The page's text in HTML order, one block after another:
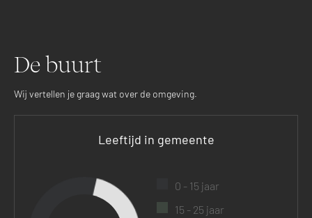
De buurt
Wij vertellen je graag wat over de omgeving.
Leeftijd in gemeente
0 - 15 jaar
15 - 25 jaar